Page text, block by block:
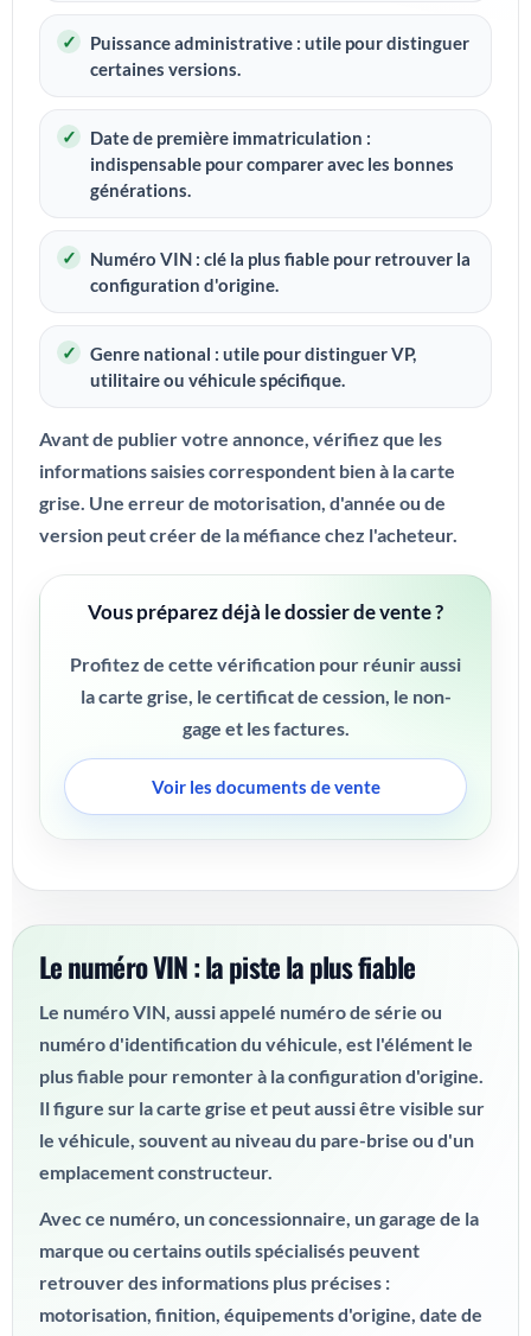
Puissance administrative : utile pour distinguer
certaines versions.
Date de première immatriculation :
indispensable pour comparer avec les bonnes
générations.
Numéro VIN : clé la plus fiable pour retrouver la
configuration d'origine.
Genre national : utile pour distinguer VP,
utilitaire ou véhicule spécifique.
Avant de publier votre annonce, vérifiez que les
informations saisies correspondent bien à la carte
grise. Une erreur de motorisation, d'année ou de
version peut créer de la méfiance chez l'acheteur.
Vous préparez déjà le dossier de vente ?
Profitez de cette vérification pour réunir aussi
la carte grise, le certificat de cession, le non-
gage et les factures.
Voir les documents de vente
Le numéro VIN : la piste la plus fiable
Le numéro VIN, aussi appelé numéro de série ou
numéro d'identification du véhicule, est l'élément le
plus fiable pour remonter à la configuration d'origine.
Il figure sur la carte grise et peut aussi être visible sur
le véhicule, souvent au niveau du pare-brise ou d'un
emplacement constructeur.
Avec ce numéro, un concessionnaire, un garage de la
marque ou certains outils spécialisés peuvent
retrouver des informations plus précises :
motorisation, finition, équipements d'origine, date de